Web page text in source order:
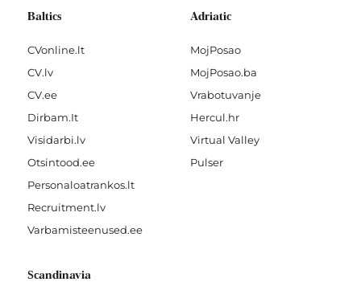
Baltics
CVonline.lt
CV.lv
CV.ee
Dirbam.It
Visidarbi.lv
Otsintood.ee
Personaloatrankos.lt
Recruitment.lv
Varbamisteenused.ee
Adriatic
MojPosao
MojPosao.ba
Vrabotuvanje
Hercul.hr
Virtual Valley
Pulser
Scandinavia